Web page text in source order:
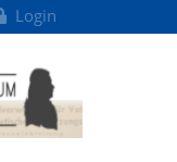
Login